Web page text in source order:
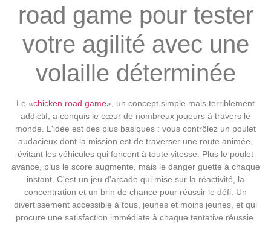
road game pour tester
votre agilité avec une
volaille déterminée
Le «chicken road game», un concept simple mais terriblement
addictif, a conquis le cœur de nombreux joueurs à travers le
monde. L'idée est des plus basiques : vous contrôlez un poulet
audacieux dont la mission est de traverser une route animée,
évitant les véhicules qui foncent à toute vitesse. Plus le poulet
avance, plus le score augmente, mais le danger guette à chaque
instant. C'est un jeu d'arcade qui mise sur la réactivité, la
concentration et un brin de chance pour réussir le défi. Un
divertissement accessible à tous, jeunes et moins jeunes, et qui
procure une satisfaction immédiate à chaque tentative réussie.